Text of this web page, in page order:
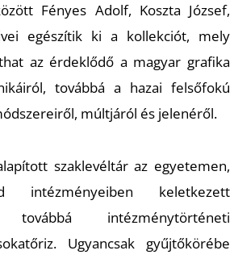
Fényes Adolf, Koszta József,
egészítik ki a kollekciót, mely
az érdeklődő a magyar grafika
továbbá a hazai felsőfokú
múltjáról és jelenéről.
szaklevéltár az egyetemen,
intézményeiben keletkezett
továbbá intézménytörténeti
őriz. Ugyancsak gyűjtőkörébe